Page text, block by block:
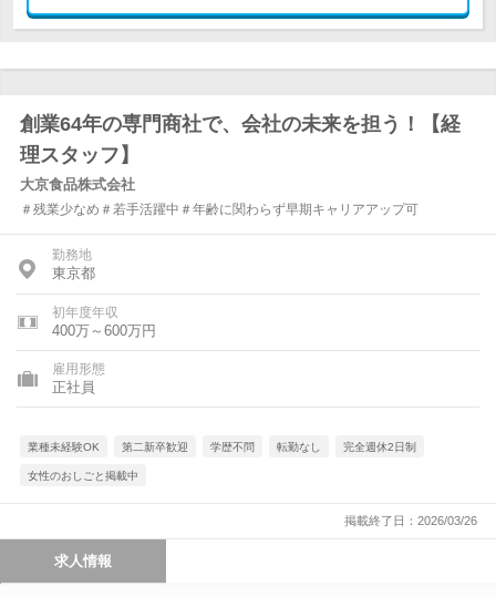
創業64年の専門商社で、会社の未来を担う！【経
理スタッフ】
大京食品株式会社
＃残業少なめ＃若手活躍中＃年齢に関わらず早期キャリアアップ可
勤務地
東京都
初年度年収
400万～600万円
雇用形態
正社員
業種未経験OK 第二新卒歓迎 学歴不問 転勤なし 完全週休2日制
女性のおしごと掲載中
掲載終了日：2026/03/26
求人情報